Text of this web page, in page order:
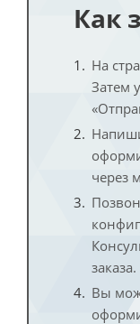
Как
На
Затем
через
заказа.
Вы